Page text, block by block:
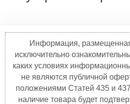
Информация,
исключительно
каких условиях
не являются публичной
положениями Статей 435 и
наличие товара будет